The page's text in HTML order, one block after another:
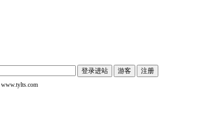
www.tylts.com